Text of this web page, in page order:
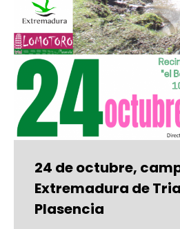
24 de octubre,
Extremadura de
Plasencia